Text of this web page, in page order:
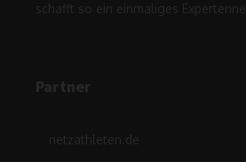
schafft so ein einmaliges
Partner
netzathleten.de